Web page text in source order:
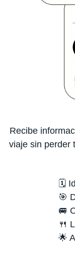
Recibe
viaje sin perder
🗓️
🎯
🚐
🍴
🌟